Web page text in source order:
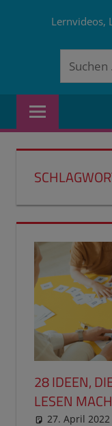
Lernvideos,
Suchen
28 IDEEN,
LESEN
27. April 2022